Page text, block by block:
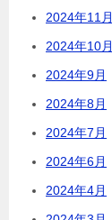
2024年11月
2024年10月
2024年9月
2024年8月
2024年7月
2024年6月
2024年4月